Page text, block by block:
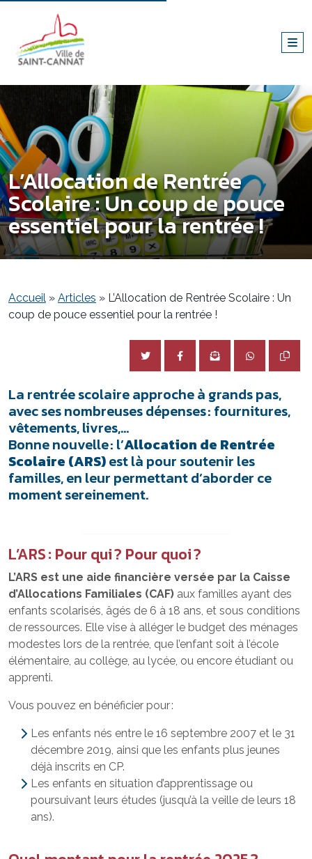
L’Allocation de Rentrée
Scolaire : Un coup de pouce
essentiel pour la rentrée !
Accueil » Articles » L’Allocation de Rentrée Scolaire : Un
coup de pouce essentiel pour la rentrée !
La rentrée scolaire approche à grands pas,
avec ses nombreuses dépenses : fournitures,
vêtements, livres,…
Bonne nouvelle : l’Allocation de Rentrée
Scolaire (ARS)est là pour soutenir les
familles, en leur permettant d’aborder ce
moment sereinement.
L’ARS : Pour qui ? Pour quoi ?
L’ARS est une aide financière versée par la Caisse
d’Allocations Familiales (CAF) aux familles ayant des
enfants scolarisés, âgés de 6 à 18 ans, et sous conditions
de ressources. Elle vise à alléger le budget des ménages
modestes lors de la rentrée, que l’enfant soit à l’école
élémentaire, au collège, au lycée, ou encore étudiant ou
apprenti.
Vous pouvez en bénéficier pour :
Les enfants nés entre le 16 septembre 2007 et le 31
décembre 2019, ainsi que les enfants plus jeunes
déjà inscrits en CP.
Les enfants en situation d’apprentissage ou
poursuivant leurs études (jusqu’à la veille de leurs 18
ans).